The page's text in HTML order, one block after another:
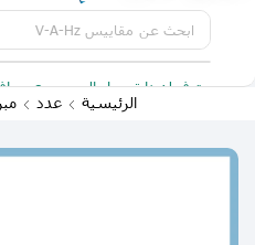
ابحث عن مقاييس V-A-Hz
يتوفر لدينا توصيل الى جميع
الرئيسية عدد